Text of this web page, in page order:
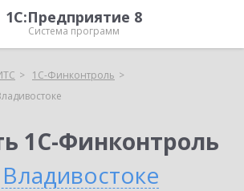
1С:Предприятие 8
Система программ
1С-Финконтроль
1С-Финконтроль